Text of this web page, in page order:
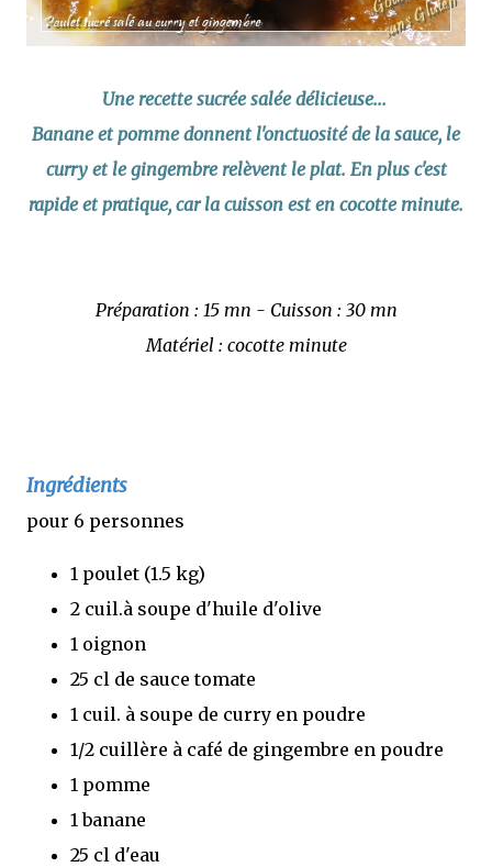
Une recette sucrée salée délicieuse...
Banane et pomme donnent l'onctuosité de la sauce, le
curry et le gingembre relèvent le plat. En plus c'est
rapide et pratique, car la cuisson est en cocotte minute.
Préparation : 15 mn - Cuisson : 30 mn
Matériel : cocotte minute
Ingrédients
pour 6 personnes
1 poulet (1.5 kg)
2 cuil.à soupe d'huile d'olive
1 oignon
25 cl de sauce tomate
1 cuil. à soupe de curry en poudre
1/2 cuillère à café de gingembre en poudre
1 pomme
1 banane
25 cl d'eau